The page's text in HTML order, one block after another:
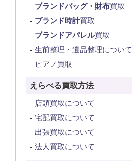
ブランドバッグ・財布買取
ブランド時計買取
ブランドアパレル買取
生前整理・遺品整理について
ピアノ買取
えらべる買取方法
店頭買取について
宅配買取について
出張買取について
法人買取について